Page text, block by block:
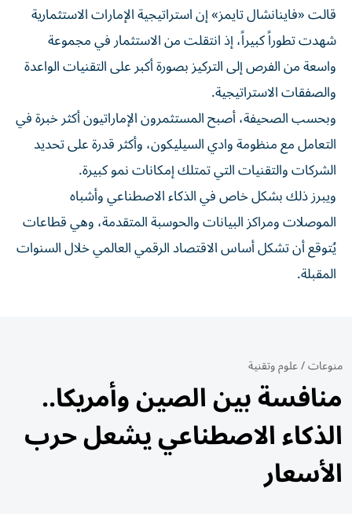
قالت «فاينانشال تايمز» إن استراتيجية الإمارات الاستثمارية
شهدت تطوراً كبيراً، إذ انتقلت من الاستثمار في مجموعة
واسعة من الفرص إلى التركيز بصورة أكبر على التقنيات الواعدة
والصفقات الاستراتيجية.
وبحسب الصحيفة، أصبح المستثمرون الإماراتيون أكثر خبرة في
التعامل مع منظومة وادي السيليكون، وأكثر قدرة على تحديد
الشركات والتقنيات التي تمتلك إمكانات نمو كبيرة.
ويبرز ذلك بشكل خاص في الذكاء الاصطناعي وأشباه
الموصلات ومراكز البيانات والحوسبة المتقدمة، وهي قطاعات
يُتوقع أن تشكل أساس الاقتصاد الرقمي العالمي خلال السنوات
المقبلة.
منوعات/علوم وتقنية
منافسة بين الصين وأمريكا..
الذكاء الاصطناعي يشعل حرب
الأسعار